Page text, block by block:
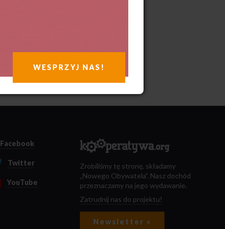
Facebook
Twitter
YouTube
Zrobiliśmy tę stronę, składamy
„Nowego Obywatela”. Nasz dochód
przeznaczamy na jego wydawanie.
Zatrudnij nas do projektu!
Newsletter »
WESPRZYJ NAS!